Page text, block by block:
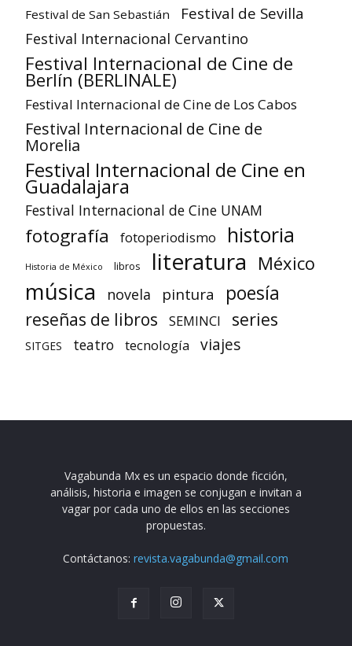
Festival de San Sebastián Festival de Sevilla
Festival Internacional Cervantino
Festival Internacional de Cine de
Berlín (BERLINALE)
Festival Internacional de Cine de Los Cabos
Festival Internacional de Cine de
Morelia
Festival Internacional de Cine en
Guadalajara
Festival Internacional de Cine UNAM
fotografía fotoperiodismo historia
Historia de México libros literatura México
música novela pintura poesía
reseñas de libros SEMINCI series
SITGES teatro tecnología viajes
Vagabunda Mx es un espacio donde ficción,
análisis, historia e imagen se conjugan e invitan a
vagar por cada uno de ellos en las secciones
propuestas.
Contáctanos:revista.vagabunda@gmail.com